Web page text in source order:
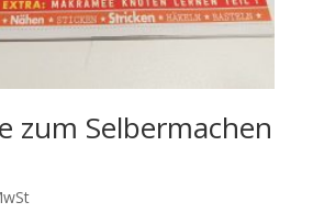
zum Selbermachen